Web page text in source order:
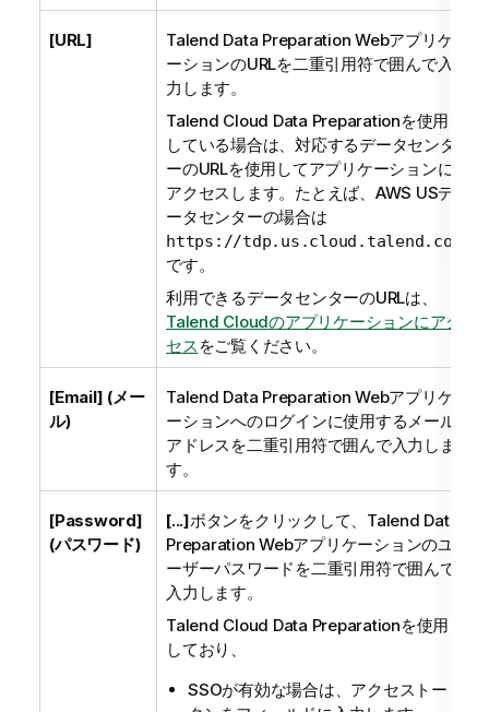
[URL] Talend Data Preparation Webアプリケ
ーションのURLを二重引用符で囲んで入
力します。
Talend Cloud Data Preparationを使用
している場合は、対応するデータセンタ
ーのURLを使用してアプリケーションに
アクセスします。たとえば、AWS USデ
ータセンターの場合は
https://tdp.us.cloud.talend.com
です。
利用できるデータセンターのURLは、
Talend Cloudのアプリケーションにアク
セス をご覧ください。
[Email] (メー
ル)
Talend Data Preparation Webアプリケ
ーションへのログインに使用するメール
アドレスを二重引用符で囲んで入力しま
す。
[Password]
(パスワード)
[...]ボタンをクリックして、 Talend Data
Preparation Webアプリケーションのユ
ーザーパスワードを二重引用符で囲んで
入力します。
Talend Cloud Data Preparationを使用
しており、
SSOが有効な場合は、アクセストー